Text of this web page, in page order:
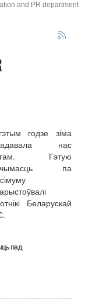
and PR department
годзе зіма
нас
Гэтую
па
Беларускай
пад